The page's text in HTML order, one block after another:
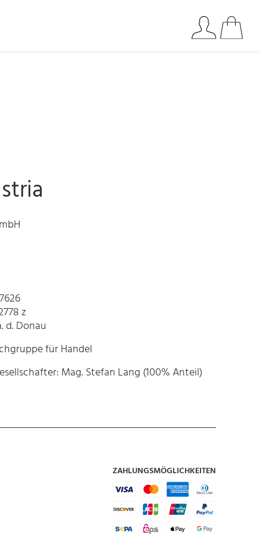
z
d. Donau
für Handel
Mag. Stefan Lang (100% Anteil)
ZAHLUNGSMÖGLICHKEITEN